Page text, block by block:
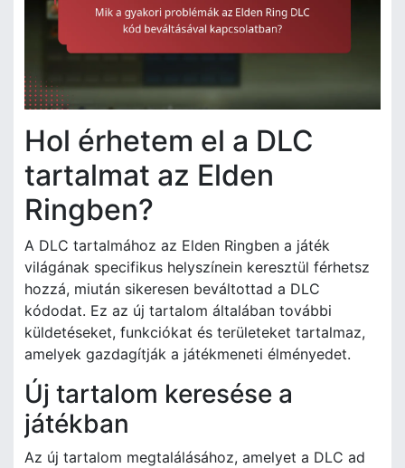
Hol érhetem el a DLC
tartalmat az Elden
Ringben?
A DLC tartalmához az Elden Ringben a játék
világának specifikus helyszínein keresztül férhetsz
hozzá, miután sikeresen beváltottad a DLC
kódodat. Ez az új tartalom általában további
küldetéseket, funkciókat és területeket tartalmaz,
amelyek gazdagítják a játékmeneti élményedet.
Új tartalom keresése a
játékban
Az új tartalom megtalálásához, amelyet a DLC ad